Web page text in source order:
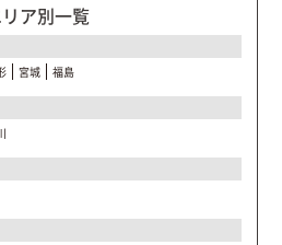
ア別一覧
宮城 福島